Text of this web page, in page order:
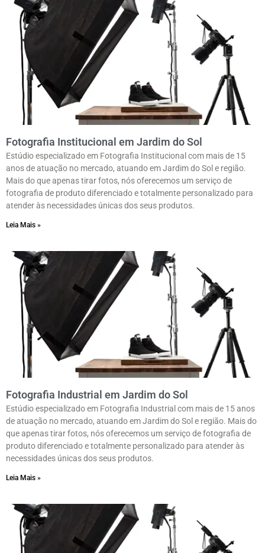
Fotografia Institucional em Jardim do Sol
Estúdio especializado em Fotografia Institucional com mais de 15
anos de atuação no mercado, atuando em Jardim do Sol e região.
Mais do que apenas tirar fotos, nós oferecemos um serviço de
fotografia de produto diferenciado e totalmente personalizado para
atender às necessidades únicas dos seus produtos.
Leia Mais »
Fotografia Industrial em Jardim do Sol
Estúdio especializado em Fotografia Industrial com mais de 15 anos
de atuação no mercado, atuando em Jardim do Sol e região. Mais do
que apenas tirar fotos, nós oferecemos um serviço de fotografia de
produto diferenciado e totalmente personalizado para atender às
necessidades únicas dos seus produtos.
Leia Mais »